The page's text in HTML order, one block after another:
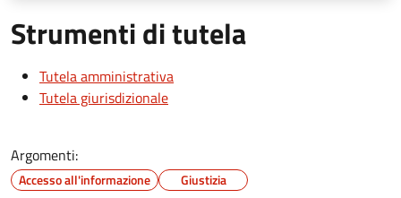
Strumenti di tutela
Tutela amministrativa
Tutela giurisdizionale
Argomenti:
Accesso all'informazione Giustizia